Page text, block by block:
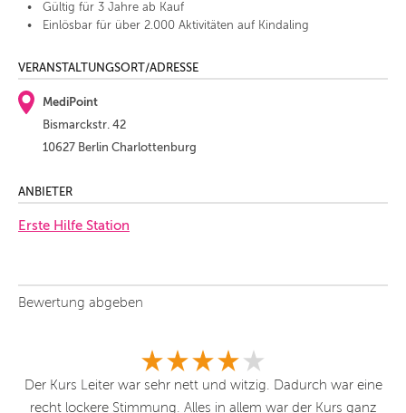
Gültig für 3 Jahre ab Kauf
Einlösbar für über 2.000 Aktivitäten auf Kindaling
VERANSTALTUNGSORT/ADRESSE
MediPoint
Bismarckstr. 42
10627 Berlin Charlottenburg
ANBIETER
Erste Hilfe Station
Bewertung abgeben
Der Kurs Leiter war sehr nett und witzig. Dadurch war eine
recht lockere Stimmung. Alles in allem war der Kurs ganz